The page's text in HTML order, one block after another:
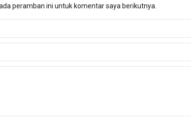
peramban ini untuk komentar saya berikutnya.